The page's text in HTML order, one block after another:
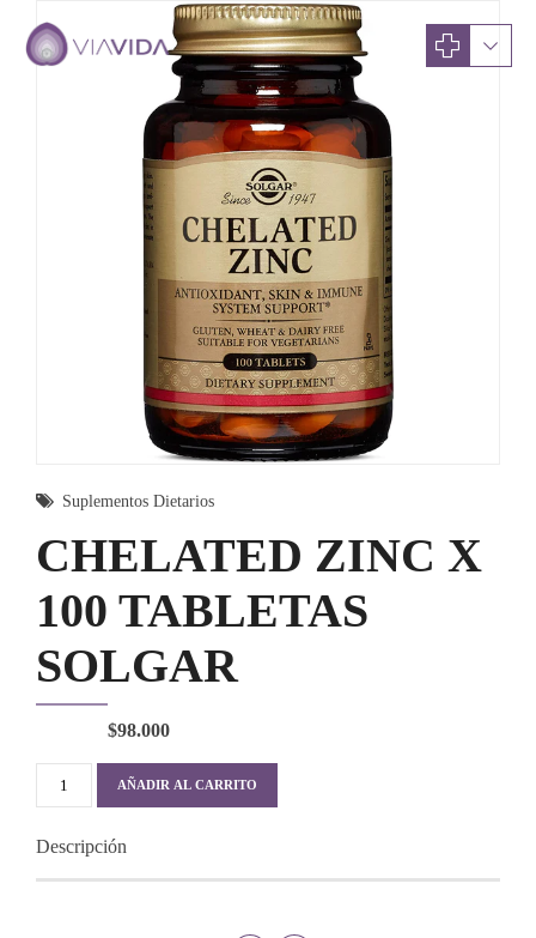
Suplementos Dietarios
CHELATED ZINC X
100 TABLETAS
SOLGAR
$98.000
100
TABLETAS
AÑADIR AL CARRITO
Descripción